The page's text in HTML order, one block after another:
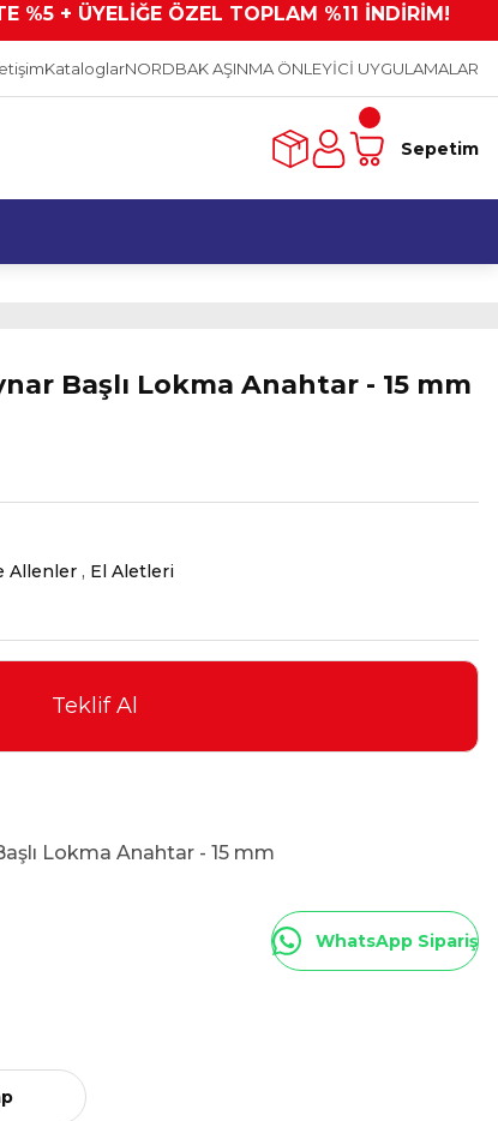
%5 + ÜYELİĞE ÖZEL TOPLAM %11 İNDİRİM!
KataloglarNORDBAK AŞINMA ÖNLEYİCİ UYGULAMALAR
Sepetim
Başlı Lokma Anahtar - 15 mm
Allenler , El Aletleri
Teklif Al
Lokma Anahtar - 15 mm
WhatsApp Sipariş